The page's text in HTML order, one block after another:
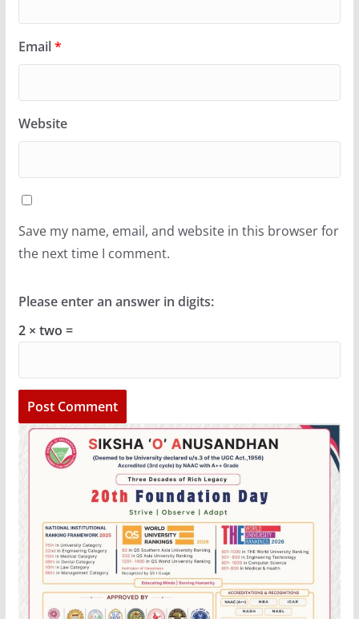
Email*
Website
Save my name, email, and website in this browser for
the next time I comment.
Please enter an answer in digits:
2 × two =